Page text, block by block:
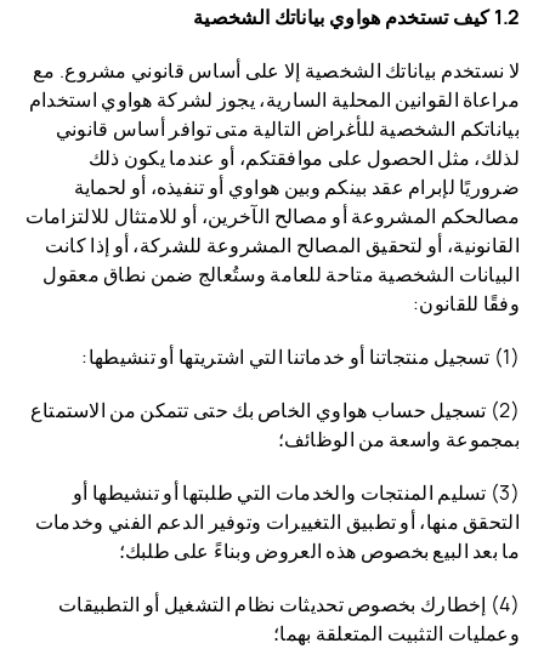
1.2 كيف تستخدم هواوي بياناتك الشخصية
لا نستخدم بياناتك الشخصية إلا على أساس قانوني مشروع. مع
مراعاة القوانين المحلية السارية، يجوز لشركة هواوي استخدام
بياناتكم الشخصية للأغراض التالية متى توافر أساس قانوني
لذلك، مثل الحصول على موافقتكم، أو عندما يكون ذلك
ضروريًا لإبرام عقد بينكم وبين هواوي أو تنفيذه، أو لحماية
مصالحكم المشروعة أو مصالح الآخرين، أو للامتثال للالتزامات
القانونية، أو لتحقيق المصالح المشروعة للشركة، أو إذا كانت
البيانات الشخصية متاحة للعامة وستُعالج ضمن نطاق معقول
وفقًا للقانون:
(1) تسجيل منتجاتنا أو خدماتنا التي اشتريتها أو تنشيطها:
(2) تسجيل حساب هواوي الخاص بك حتى تتمكن من الاستمتاع
بمجموعة واسعة من الوظائف؛
(3) تسليم المنتجات والخدمات التي طلبتها أو تنشيطها أو
التحقق منها، أو تطبيق التغييرات وتوفير الدعم الفني وخدمات
ما بعد البيع بخصوص هذه العروض وبناءً على طلبك؛
(4) إخطارك بخصوص تحديثات نظام التشغيل أو التطبيقات
وعمليات التثبيت المتعلقة بهما؛